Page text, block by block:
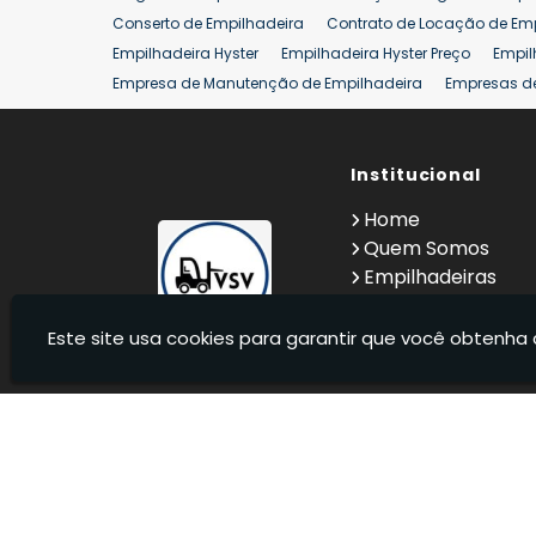
Conserto de Empilhadeira
Contrato de Locação de
Empilhadeira Hyster
Empilhadeira Hyster Preço
Empresa de Manutenção de Empilhadeira
Empresas
Locação Empilhadeira Hyster
Locação Empilhadeira
Comprar Empilhadeira
Locação de Empilhadeira 25 ton
Comprar
Institucional
Home
Quem Somos
Empilhadeiras
Informações
Este site usa cookies para garantir que você obtenha